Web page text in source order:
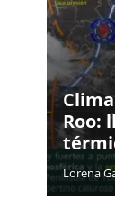
Roo:
Lorena